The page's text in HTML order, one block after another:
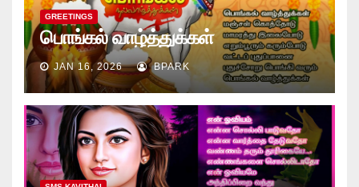
GREETINGS
பொங்கல் வாழ்த்துக்கள்
JAN 16, 2026 BPARK